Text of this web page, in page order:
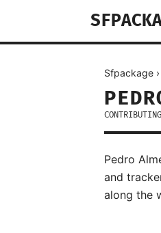
Sfpackage ›
Pedro
and
along the